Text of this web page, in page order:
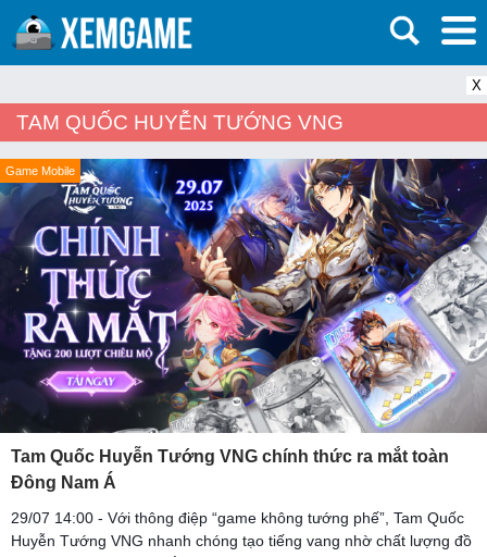
X
TAM QUỐC HUYỄN TƯỚNG VNG
Game Mobile
Tam Quốc Huyễn Tướng VNG chính thức ra mắt toàn
Đông Nam Á
29/07 14:00 - Với thông điệp “game không tướng phế”, Tam Quốc
Huyễn Tướng VNG nhanh chóng tạo tiếng vang nhờ chất lượng đồ